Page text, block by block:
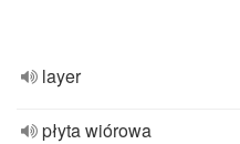
layer
płyta wiórowa